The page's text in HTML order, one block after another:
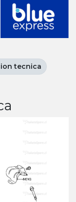
tecnica